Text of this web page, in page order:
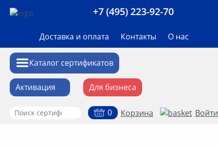
+7 (495) 223-92-70
Доставка и оплата Контакты О нас
Каталог сертификатов
Активация Для бизнеса
0 Корзина Войти